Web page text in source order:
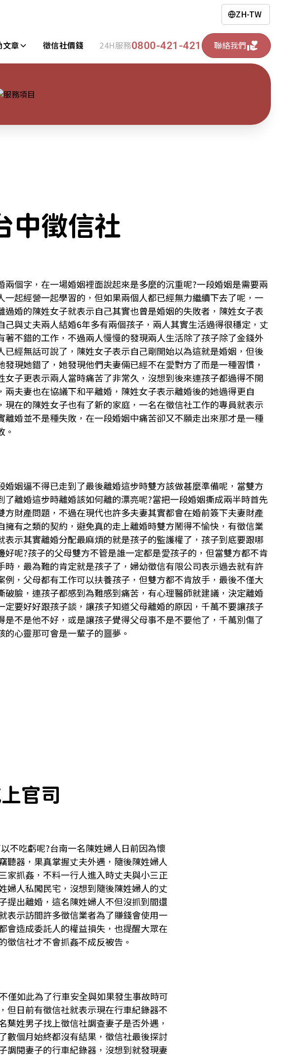
ZH-TW
文章 徵信社價錢 24H服務0800-421-421 聯絡我們
中徵信社
兩個字，在一場婚姻裡面說起來是多麼的沉重呢?一段婚姻是需要兩
一起經營一起學習的，但如果兩個人都已經無力繼續下去了呢，一
過婚的陳姓女子就表示自己其實也曾是婚姻的失敗者，陳姓女子表
己與丈夫兩人結婚6年多有兩個孩子，兩人其實生活過得很穩定，丈
著不錯的工作，不過兩人慢慢的發現兩人生活除了孩子除了金錢外
已經無話可說了，陳姓女子表示自己剛開始以為這就是婚姻，但後
發現她錯了，她發現他們夫妻倆已經不在愛對方了而是一種習慣，
女子更表示兩人當時痛苦了非常久，沒想到後來連孩子都過得不開
兩夫妻也在協議下和平離婚，陳姓女子表示離婚後的她過得更自
現在的陳姓女子也有了新的家庭，一名在徵信社工作的專員就表示
離婚並不是種失敗，在一段婚姻中痛苦卻又不願走出來那才是一種
。
婚姻逼不得已走到了最後離婚這步時雙方該做甚麼準備呢，當雙方
了離婚這步時離婚該如何離的漂亮呢?當把一段婚姻撕成兩半時首先
方財產問題，不過在現代也許多夫妻其實都會在婚前簽下夫妻財產
擁有之類的契約，避免真的走上離婚時雙方鬧得不愉快，有徵信業
表示其實離婚分配最麻煩的就是孩子的監護權了，孩子到底要跟哪
好呢?孩子的父母雙方不管是誰一定都是愛孩子的，但當雙方都不肯
時，最為難的肯定就是孩子了，婦幼徵信有限公司表示過去就有許
例，父母都有工作可以扶養孩子，但雙方都不肯放手，最後不僅大
破臉，連孩子都感到為難感到痛苦，有心理醫師就建議，決定離婚
定要好好跟孩子談，讓孩子知道父母離婚的原因，千萬不要讓孩子
是不是他不好，或是讓孩子覺得父母事不是不要他了，千萬別傷了
的心靈那可會是一輩子的噩夢。
官司
不吃虧呢?台南一名陳姓婦人日前因為懷
聽器，果真掌握丈夫外遇，隨後陳姓婦人
家抓姦，不料一行人進入時丈夫與小三正
婦人私闖民宅，沒想到隨後陳姓婦人的丈
提出離婚，這名陳姓婦人不但沒抓到間還
表示訪間許多徵信業者為了賺錢會使用一
會造成委託人的權益損失，也提醒大眾在
徵信社才不會抓姦不成反被告。
僅如此為了行車安全與如果發生事故時可
但日前有徵信社就表示現在行車紀錄器不
姓男子找上徵信社調查妻子是否外遇，
數個月始終都沒有結果，徵信社最後探討
調閱妻子的行車紀錄器，沒想到就發現妻